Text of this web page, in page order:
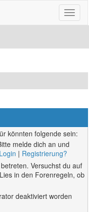
könnten folgende sein:
melde dich an und
Login | Registrierung?
Versuchst du auf
in den Forenregeln, ob
deaktiviert worden